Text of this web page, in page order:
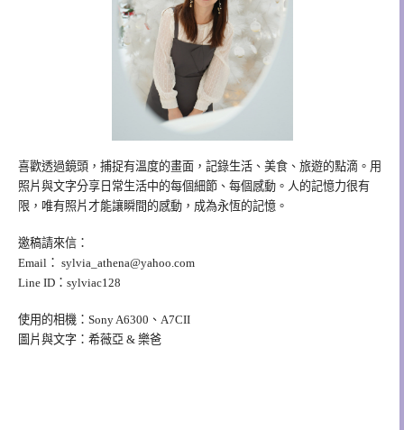
喜歡透過鏡頭，捕捉有溫度的畫面，記錄生活、美食、旅遊的點滴。用
照片與文字分享日常生活中的每個細節、每個感動。人的記憶力很有
限，唯有照片才能讓瞬間的感動，成為永恆的記憶。
邀稿請來信：
Email： sylvia_athena@yahoo.com
Line ID：sylviac128
使用的相機：Sony A6300、A7CII
圖片與文字：希薇亞 & 樂爸